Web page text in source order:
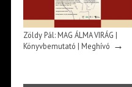
Zöldy Pál: MAG ÁLMA VIRÁG |
Könyvbemutató | Meghívó →